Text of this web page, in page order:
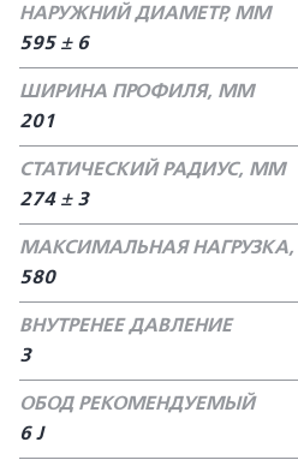
НАРУЖНИЙ ДИАМЕТР, ММ
595 ± 6
ШИРИНА ПРОФИЛЯ, ММ
201
СТАТИЧЕСКИЙ РАДИУС, ММ
274 ± 3
МАКСИМАЛЬНАЯ НАГРУЗКА,
580
ВНУТРЕНЕЕ ДАВЛЕНИЕ
3
ОБОД РЕКОМЕНДУЕМЫЙ
6 J